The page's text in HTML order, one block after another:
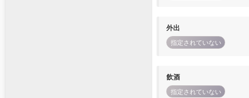
外出
指定されていない
飲酒
指定されていない